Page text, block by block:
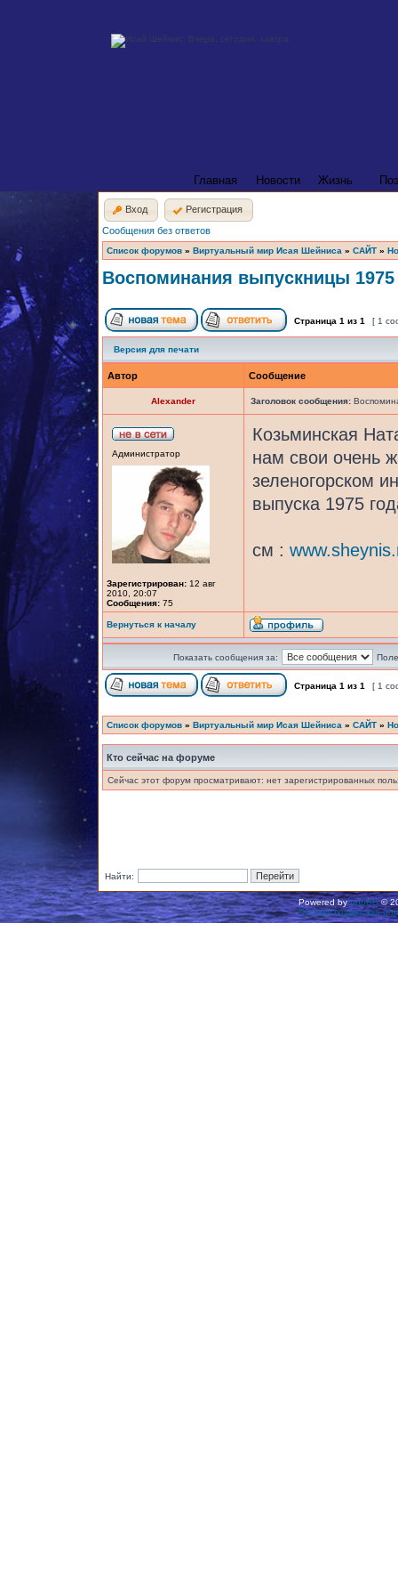
Главная Новости Жизнь
Вход
Регистрация
Сообщения без ответов
Список форумов » Виртуальный мир Исая Шейниса » САЙТ »
Воспоминания выпускницы 1975
Страница 1 из 1 [ 1
Версия для печати
Автор Сообщение
Alexander Заголовок сообщения:
Администратор
Зарегистрирован: 12 авг
2010, 20:07
Сообщения: 75
Козьминская
нам свои очень
зеленогорском
выпуска 1975
см :
Вернуться к началу
Показать сообщения за:
Страница 1 из 1 [ 1
Список форумов » Виртуальный мир Исая Шейниса » САЙТ »
Кто сейчас на форуме
Сейчас этот форум просматривают: нет зарегистрированных
Найти:
Powered byphpBB©
Русская поддержка